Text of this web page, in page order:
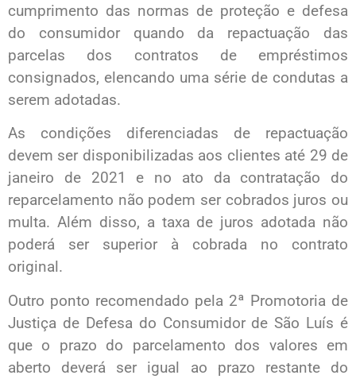
cumprimento das normas de proteção e defesa
do consumidor quando da repactuação das
parcelas dos contratos de empréstimos
consignados, elencando uma série de condutas a
serem adotadas.
As condições diferenciadas de repactuação
devem ser disponibilizadas aos clientes até 29 de
janeiro de 2021 e no ato da contratação do
reparcelamento não podem ser cobrados juros ou
multa. Além disso, a taxa de juros adotada não
poderá ser superior à cobrada no contrato
original.
Outro ponto recomendado pela 2ª Promotoria de
Justiça de Defesa do Consumidor de São Luís é
que o prazo do parcelamento dos valores em
aberto deverá ser igual ao prazo restante do